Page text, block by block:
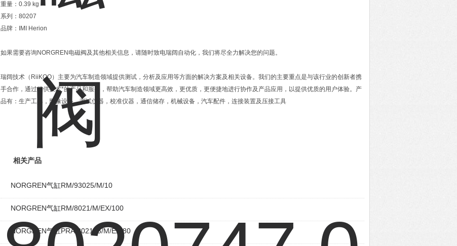
重量：0.39 kg
系列：80207
品牌：IMI Herion
如果需要咨询NORGREN电磁阀及其他相关信息，请随时致电瑞阔自动化，我们将尽全力解决您的问题。
瑞阔技术（RiiKOO）主要为汽车制造领域提供测试，分析及应用等方面的解决方案及相关设备。我们的主要重点是与该行业的创新者携
手合作，通过提供技术*的产品和服务，帮助汽车制造领域更高效，更优质，更便捷地进行协作及产品应用，以提供优质的用户体验。产
品有：生产工具，影像设备，测试仪器，校准仪器，通信储存，机械设备，汽车配件，连接装置及压接工具
相关产品
NORGREN气缸RM/93025/M/10
NORGREN气缸RM/8021/M/EX/100
NORGREN气缸PRA/802125/M/EX/80